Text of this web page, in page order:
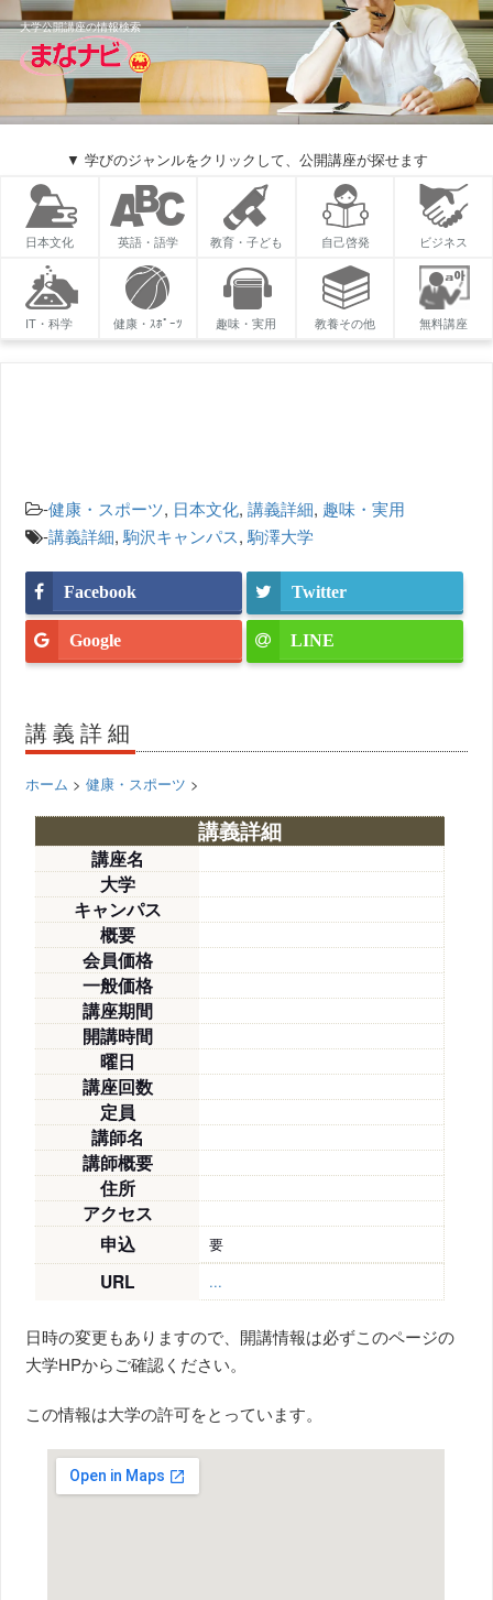
大学公開講座の情報検索
▼ 学びのジャンルをクリックして、公開講座が探せます
日本文化 英語・語学 教育・子ども 自己啓発 ビジネス
IT・科学 健康・ｽﾎﾟｰﾂ 趣味・実用 教養その他 無料講座
-健康・スポーツ, 日本文化,講義詳細, 趣味・実用
-講義詳細,駒沢キャンパス,駒澤大学
Facebook Twitter
Google LINE
講義詳細
ホーム >健康・スポーツ >
講義詳細
講座名
大学
キャンパス
概要
会員価格
一般価格
講座期間
開講時間
曜日
講座回数
定員
講師名
講師概要
住所
アクセス
申込
要
URL ...
日時の変更もありますので、開講情報は必ずこのページの
大学HPからご確認ください。
この情報は大学の許可をとっています。